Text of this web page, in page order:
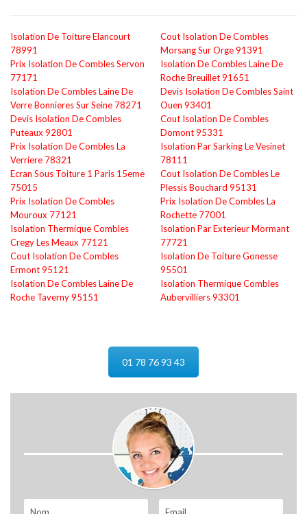
Isolation De Toiture Elancourt
78991
Prix Isolation De Combles Servon
77171
Isolation De Combles Laine De
Verre Bonnieres Sur Seine 78271
Devis Isolation De Combles
Puteaux 92801
Prix Isolation De Combles La
Verriere 78321
Ecran Sous Toiture 1 Paris 15eme
75015
Prix Isolation De Combles
Mouroux 77121
Isolation Thermique Combles
Cregy Les Meaux 77121
Cout Isolation De Combles
Ermont 95121
Isolation De Combles Laine De
Roche Taverny 95151
Cout Isolation De Combles
Morsang Sur Orge 91391
Isolation De Combles Laine De
Roche Breuillet 91651
Devis Isolation De Combles Saint
Ouen 93401
Cout Isolation De Combles
Domont 95331
Isolation Par Sarking Le Vesinet
78111
Cout Isolation De Combles Le
Plessis Bouchard 95131
Prix Isolation De Combles La
Rochette 77001
Isolation Par Exterieur Mormant
77721
Isolation De Toiture Gonesse
95501
Isolation Thermique Combles
Aubervilliers 93301
01 78 76 93 43